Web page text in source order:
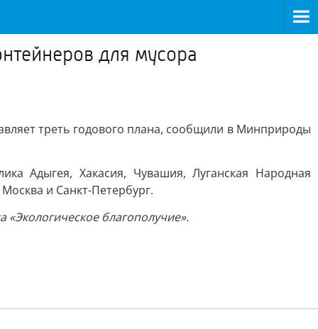
для мусора
треть годового плана, сообщили в Минприроды
Адыгея, Хакасия, Чувашия, Луганская Народная
и Санкт-Петербург.
благополучие».